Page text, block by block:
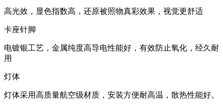
高光效，显色指数高，还原被照物真彩效果，视觉更舒适
卡座针脚
电镀银工艺，金属纯度高导电性能好，有效防止氧化，经久耐
用
灯体
灯体采用高质量航空级材质，安装方便耐高温，散热性能好。